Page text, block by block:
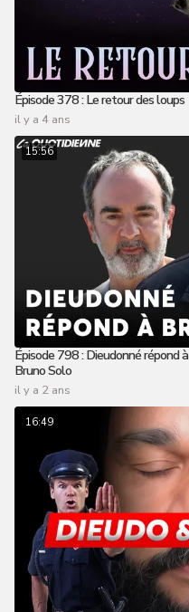
Épisode 378 : Le retour des loups
il y a 4 ans
15:56
Épisode 798 : Dieudonné répond à
Bruno Solo
il y a 2 ans
16:49